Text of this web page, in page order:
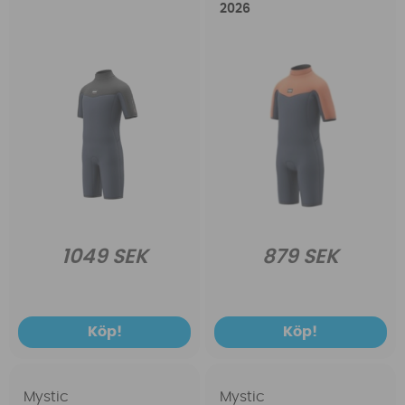
1049 SEK
Köp!
2026
879 SEK
Köp!
Mystic Mystic